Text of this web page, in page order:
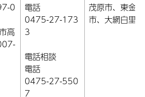
0
高
電話
0475-27-173
3
電話相談
電話
0475-27-550
7
茂原市、東金
市、大網白里